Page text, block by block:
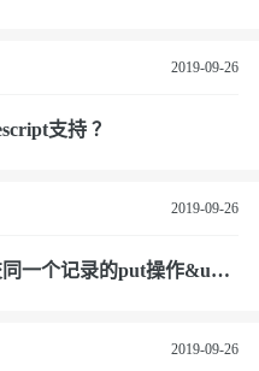
2019-09-26
支持 ？
2019-09-26
一个记录的put操作&upd
2019-09-26